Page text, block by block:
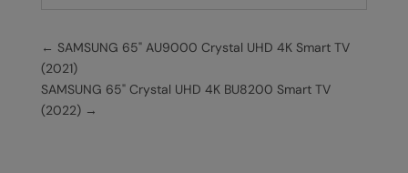
← SAMSUNG 65" AU9000 Crystal UHD 4K Smart TV
(2021)
SAMSUNG 65" Crystal UHD 4K BU8200 Smart TV
(2022)→